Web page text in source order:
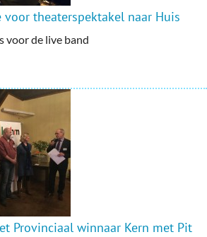
theaterspektakel naar Huis
voor de live band
Provinciaal winnaar Kern met Pit